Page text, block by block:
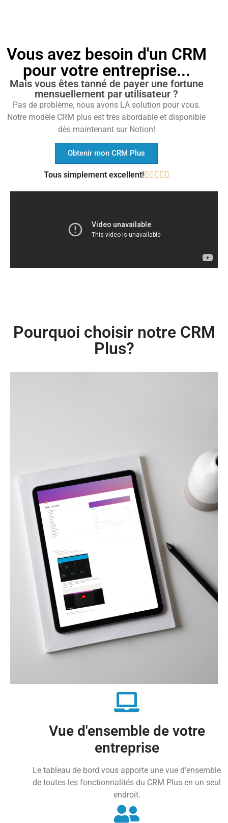
Vous avez besoin d'un CRM
pour votre entreprise...
Mais vous êtes tanné de payer une fortune
mensuellement par utilisateur ?
Pas de problème, nous avons LA solution pour vous.
Notre modèle CRM plus est très abordable et disponible
dès maintenant sur Notion!
Obtenir mon CRM Plus
Tous simplement excellent!    
Pourquoi choisir notre CRM
Plus?
Vue d'ensemble de votre
entreprise
Le tableau de bord vous apporte une vue d'ensemble
de toutes les fonctionnalités du CRM Plus en un seul
endroit.